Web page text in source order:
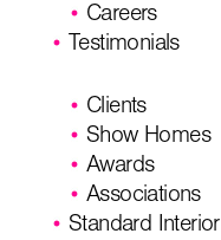
Careers
Testimonials
Clients
Show Homes
Awards
Associations
Standard Interior